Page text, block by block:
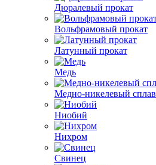
Дюралевый прокат
Вольфрамовый прокат
Латунный прокат
Медь
Медно-никелевый сплав
Ниобий
Нихром
Свинец